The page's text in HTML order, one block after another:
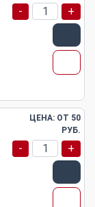
- +
ЦЕНА: ОТ 50
РУБ.
- +